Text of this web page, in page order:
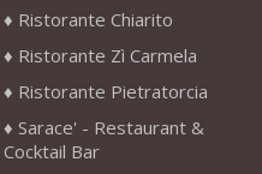
Ristorante Chiarito
Ristorante Zì Carmela
Ristorante Pietratorcia
Sarace' - Restaurant &
Cocktail Bar